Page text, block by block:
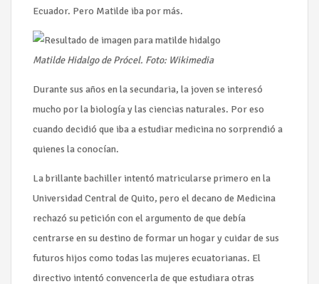
Ecuador. Pero Matilde iba por más.
Matilde Hidalgo de Prócel. Foto: Wikimedia
Durante sus años en la secundaria, la joven se interesó
mucho por la biología y las ciencias naturales. Por eso
cuando decidió que iba a estudiar medicina no sorprendió a
quienes la conocían.
La brillante bachiller intentó matricularse primero en la
Universidad Central de Quito, pero el decano de Medicina
rechazó su petición con el argumento de que debía
centrarse en su destino de formar un hogar y cuidar de sus
futuros hijos como todas las mujeres ecuatorianas. El
directivo intentó convencerla de que estudiara otras